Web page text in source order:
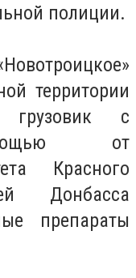
полиции.
территории
грузовик с
от
Красного
Донбасса
препараты